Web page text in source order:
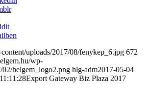
uploads/2017/08/fenykep_6.jpg 672
wp-
02/helgem_logo2.png hlg-adm2017-05-04
Export Gateway Biz Plaza 2017